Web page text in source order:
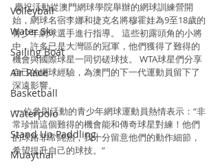
Volleyball
Water Ski
Sailing Boat
Air Race
Basketball
Waterpolo
Stand Up Paddling
Muaythai
慶祝活動從澳門網球學院舉辦的網球訓練營開
始，網球名宿李娜和捷克名將穆霍娃為9至18歲的
青少年網球選手進行指導。 這些初露頭角的小將
中，許多已是大灣區的冠軍，他們獲得了難得的
機會與國際球星一同切磋球技。 WTA球星們分享
自己的網球經驗，為澳門的下一代運動員留下了
深遠影響。
一位參與活動的青少年網球運動員熱情表示：“非
常珍惜這個難得的機會能和傳奇球星對練！他們
的球路非常純熟，我十分留意他們的動作細節，
希望提升自己的球技。”